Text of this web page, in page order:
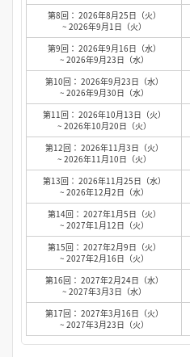
第8回： 2026年8月25日（火）
~ 2026年9月1日（火）
第9回： 2026年9月16日（水）
~ 2026年9月23日（水）
第10回： 2026年9月23日（水）
~ 2026年9月30日（水）
第11回： 2026年10月13日（火）
~ 2026年10月20日（火）
第12回： 2026年11月3日（火）
~ 2026年11月10日（火）
第13回： 2026年11月25日（水）
~ 2026年12月2日（水）
第14回： 2027年1月5日（火）
~ 2027年1月12日（火）
第15回： 2027年2月9日（火）
~ 2027年2月16日（火）
第16回： 2027年2月24日（水）
~ 2027年3月3日（水）
第17回： 2027年3月16日（火）
~ 2027年3月23日（火）